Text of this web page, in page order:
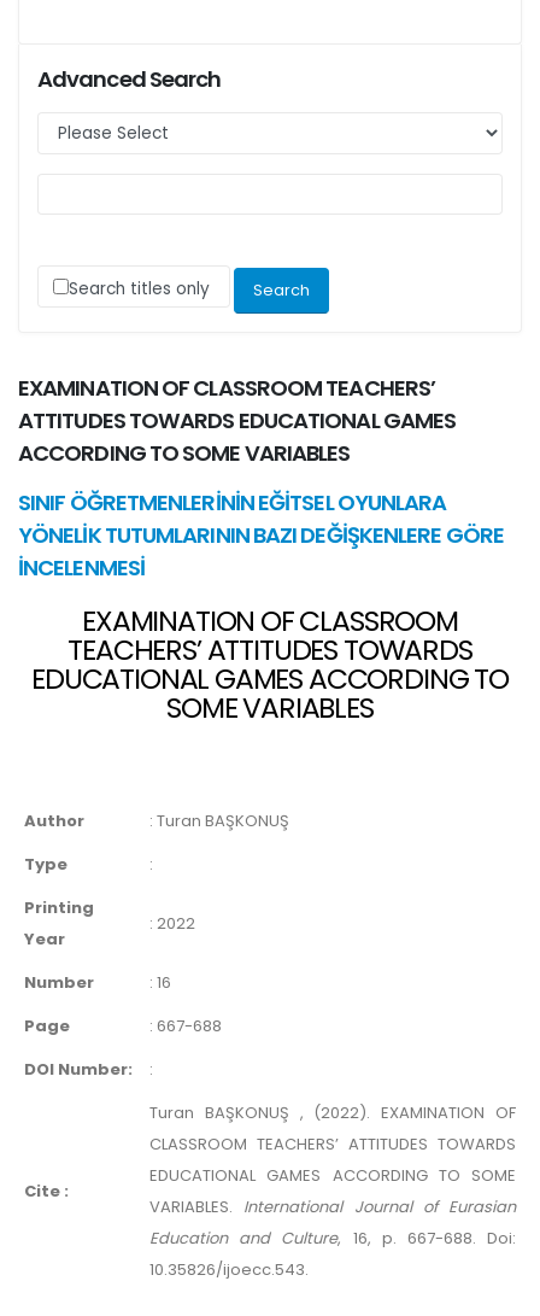
Advanced Search
Search titles only
EXAMINATION OF CLASSROOM TEACHERS’
ATTITUDES TOWARDS EDUCATIONAL GAMES
ACCORDING TO SOME VARIABLES
SINIF ÖĞRETMENLERİNİN EĞİTSEL OYUNLARA
YÖNELİK TUTUMLARININ BAZI DEĞİŞKENLERE GÖRE
İNCELENMESİ
EXAMINATION OF CLASSROOM
TEACHERS’ ATTITUDES TOWARDS
EDUCATIONAL GAMES ACCORDING TO
SOME VARIABLES
Author : Turan BAŞKONUŞ
Type
:
Printing
Year
: 2022
Number : 16
Page
: 667-688
DOI Number:
:
Cite :
Turan BAŞKONUŞ , (2022). EXAMINATION OF
CLASSROOM TEACHERS’ ATTITUDES TOWARDS
EDUCATIONAL GAMES ACCORDING TO SOME
VARIABLES. International Journal of Eurasian
Education and Culture, 16, p. 667-688. Doi:
10.35826/ijoecc.543.